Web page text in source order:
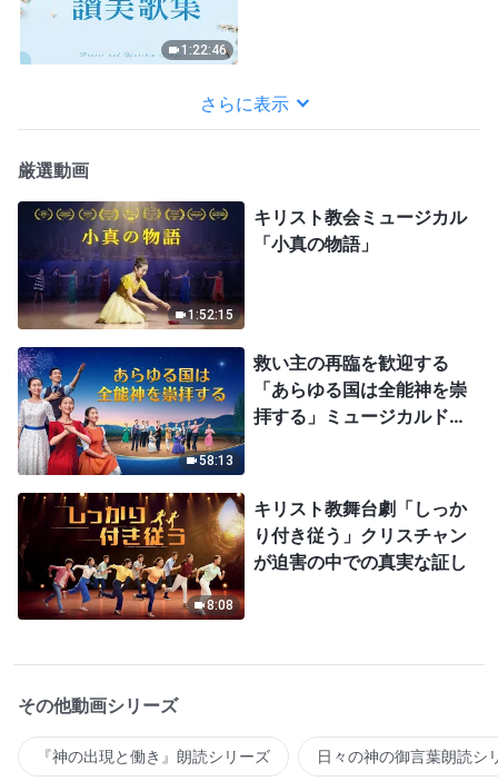
1:22:46
さらに表示
厳選動画
1:52:15
キリスト教会ミュージカル
「小真の物語」
58:13
救い主の再臨を歓迎する
「あらゆる国は全能神を崇
拝する」ミュージカルドラ
8:08
キリスト教舞台劇「しっか
り付き従う」クリスチャン
が迫害の中での真実な証し
その他動画シリーズ
『神の出現と働き』朗読シリーズ 日々の神の御言葉朗読シ